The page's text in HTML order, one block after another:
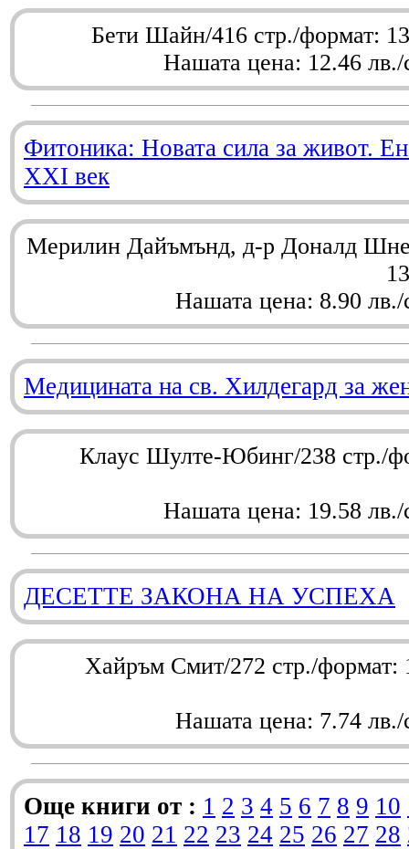
Бети Шайн/416 стр./формат:
Нашата цена: 12.46 лв./
Фитоника: Новата сила за живот.
XXI век
Мерилин Дайъмънд, д-р Доналд
Нашата цена: 8.90 лв./
Медицината на св. Хилдегард за
Клаус Шулте-Юбинг/238 стр./
Нашата цена: 19.58 лв./
ДЕСЕТТЕ ЗАКОНА НА УСПЕХА
Хайръм Смит/272 стр./
Нашата цена: 7.74 лв./
Още книги от : 1 2 3 4 5 6 7 8 9 10
17 18 19 20 21 22 23 24 25 26 27 28